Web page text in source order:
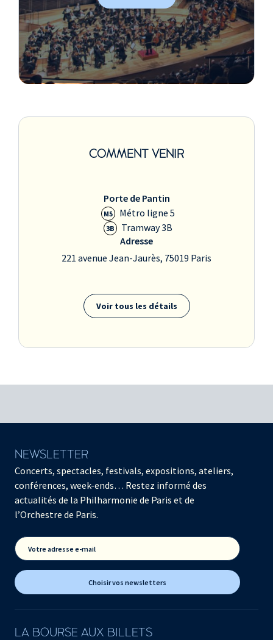
COMMENT VENIR
Porte de Pantin
M5 Métro ligne 5
3B
Tramway 3B
Adresse
221 avenue Jean-Jaurès, 75019 Paris
Voir tous les détails
NEWSLETTER
Concerts, spectacles, festivals, expositions, ateliers,
conférences, week-ends… Restez informé des
actualités de la Philharmonie de Paris et de
l’Orchestre de Paris.
Votre adresse e-mail
Choisir vos newsletters
LA BOURSE AUX BILLETS